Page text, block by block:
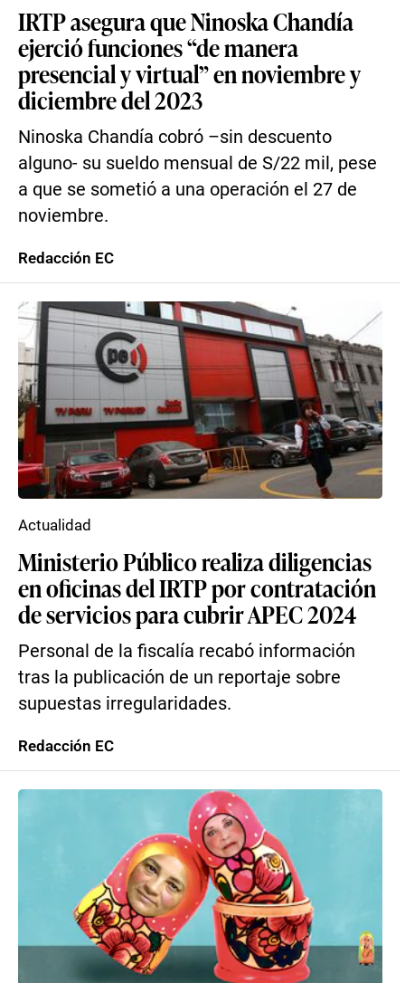
IRTP asegura que Ninoska Chandía
ejerció funciones “de manera
presencial y virtual” en noviembre y
diciembre del 2023
Ninoska Chandía cobró –sin descuento
alguno- su sueldo mensual de S/22 mil, pese
a que se sometió a una operación el 27 de
noviembre.
Redacción EC
Ministerio Público realiza diligencias
en oficinas del IRTP por contratación
de servicios para cubrir APEC 2024
Personal de la fiscalía recabó información
tras la publicación de un reportaje sobre
supuestas irregularidades.
Actualidad
Redacción EC